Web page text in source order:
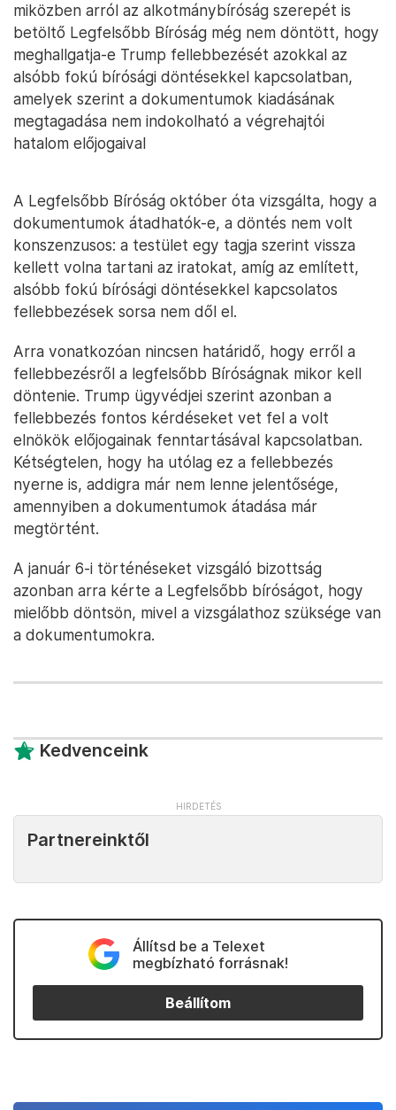
miközben arról az alkotmánybíróság szerepét is
betöltő Legfelsőbb Bíróság még nem döntött, hogy
meghallgatja-e Trump fellebbezését azokkal az
alsóbb fokú bírósági döntésekkel kapcsolatban,
amelyek szerint a dokumentumok kiadásának
megtagadása nem indokolható a végrehajtói
hatalom előjogaival
A Legfelsőbb Bíróság október óta vizsgálta, hogy a
dokumentumok átadhatók-e, a döntés nem volt
konszenzusos: a testület egy tagja szerint vissza
kellett volna tartani az iratokat, amíg az említett,
alsóbb fokú bírósági döntésekkel kapcsolatos
fellebbezések sorsa nem dől el.
Arra vonatkozóan nincsen határidő, hogy erről a
fellebbezésről a legfelsőbb Bíróságnak mikor kell
döntenie. Trump ügyvédjei szerint azonban a
fellebbezés fontos kérdéseket vet fel a volt
elnökök előjogainak fenntartásával kapcsolatban.
Kétségtelen, hogy ha utólag ez a fellebbezés
nyerne is, addigra már nem lenne jelentősége,
amennyiben a dokumentumok átadása már
megtörtént.
A január 6-i történéseket vizsgáló bizottság
azonban arra kérte a Legfelsőbb bíróságot, hogy
mielőbb döntsön, mivel a vizsgálathoz szüksége van
a dokumentumokra.
Kedvenceink
Partnereinktől
Állítsd be a Telexet
megbízható forrásnak!
Beállítom